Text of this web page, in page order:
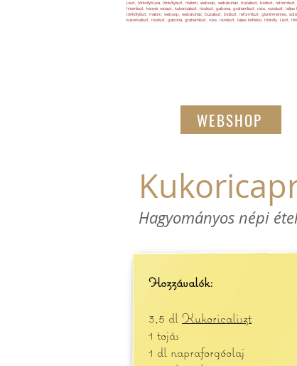
Liszt, tönkölybúza, tönkölyliszt, malom, websop, webáruház, búzaliszt, bioliszt,
finomliszt, kenyér recept, kukoricaliszt, rizsliszt, gabona, grahamliszt, rozs, rozsliszt,
tönkölyliszt, malom, websop, webáruház, búzaliszt, bioliszt, reformliszt, gluténmentes,
kukoricaliszt, rizsliszt, gabona, grahamliszt, rozs, rozsliszt, teljes kiőrlésű, tönköly. Liszt,
WEBSHOP
Hagyományos népi ét
Hozzávalók:
3,5 dl Kukoricaliszt
1 tojás
1 dl napraforgóolaj